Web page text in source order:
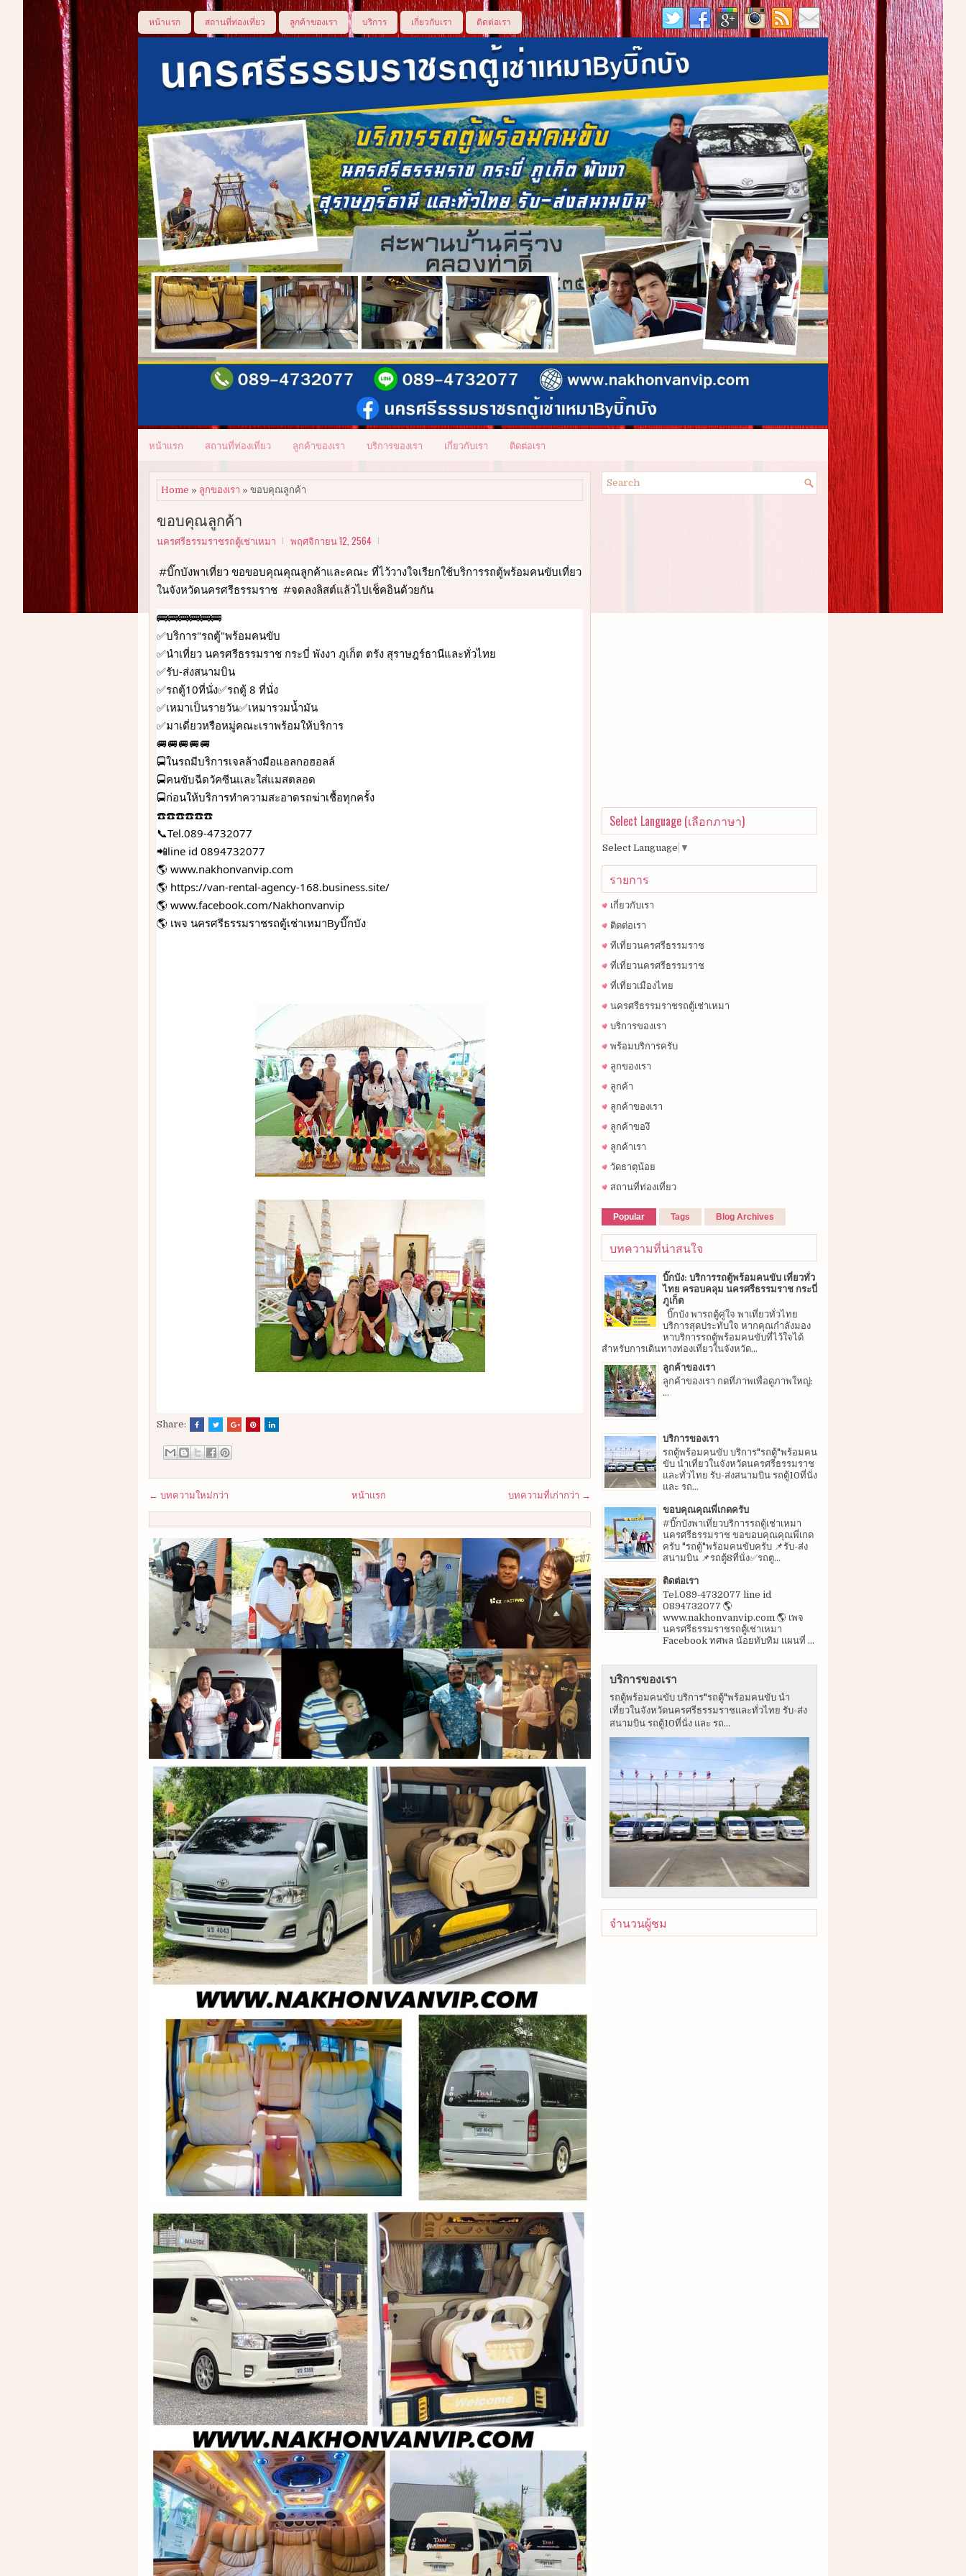
หน้าแรก สถานที่ท่องเที่ยว ลูกค้าของเรา บริการ เกี่ยวกับเรา ติดต่อเรา
หน้าแรก สถานที่ท่องเที่ยว ลูกค้าของเรา บริการของเรา เกี่ยวกับเรา ติดต่อเรา
Home » ลูกของเรา » ขอบคุณลูกค้า
ขอบคุณลูกค้า
นครศรีธรรมราชรถตู้เช่าเหมา พฤศจิกายน 12, 2564
#บิ๊กบังพาเที่ยว ขอขอบคุณคุณลูกค้าและคณะ ที่ไว้วางใจเรียกใช้บริการรถตู้พร้อมคนขับเที่ยว
ในจังหวัดนครศรีธรรมราช #จดลงลิสต์แล้วไปเช็คอินด้วยกัน
🚌🚌🚌🚌🚌🚌
✅บริการ"รถตู้"พร้อมคนขับ
✅นำเที่ยว นครศรีธรรมราช กระบี่ พังงา ภูเก็ต ตรัง สุราษฎร์ธานีและทั่วไทย
✅รับ-ส่งสนามบิน
✅รถตู้10ที่นั่ง✅รถตู้ 8 ที่นั่ง
✅เหมาเป็นรายวัน✅เหมารวมน้ำมัน
✅มาเดี่ยวหรือหมู่คณะเราพร้อมให้บริการ
🚐🚐🚐🚐🚐
🚍ในรถมีบริการเจลล้างมือแอลกอฮอลล์
🚍คนขับฉีดวัคซีนและใส่แมสตลอด
🚍ก่อนให้บริการทำความสะอาดรถฆ่าเชื้อทุกครั้ง
☎️☎️☎️☎️☎️☎️
📞Tel.089-4732077
📲line id 0894732077
🌎 www.nakhonvanvip.com
🌎 https://van-rental-agency-168.business.site/
🌎 www.facebook.com/Nakhonvanvip
🌎 เพจ นครศรีธรรมราชรถตู้เช่าเหมาByบิ๊กบัง
Share:
← บทความใหม่กว่า บทความที่เก่ากว่า →
หน้าแรก
Select Language (เลือกภาษา)
Select Language ▼
รายการ
เกี่ยวกับเรา
ติดต่อเรา
ทีเที่ยวนครศรีธรรมราช
ที่เที่ยวนครศรีธรรมราช
ที่เที่ยวเมืองไทย
นครศรีธรรมราชรถตู้เช่าเหมา
บริการของเรา
พร้อมบริการครับ
ลูกของเรา
ลูกค้า
ลูกค้าของเรา
ลูกค้าของึ
ลูกค้าเรา
วัดธาตุน้อย
สถานที่ท่องเที่ยว
Popular Tags Blog Archives
บทความที่น่าสนใจ
บิ๊กบัง: บริการรถตู้พร้อมคนขับ เที่ยวทั่ว
ไทย ครอบคลุม นครศรีธรรมราช กระบี่
ภูเก็ต
บิ๊กบัง พารถตู้คู่ใจ พาเที่ยวทั่วไทย
บริการสุดประทับใจ หากคุณกำลังมอง
หาบริการรถตู้พร้อมคนขับที่ไว้ใจได้
สำหรับการเดินทางท่องเที่ยวในจังหวัด...
ลูกค้าของเรา
ลูกค้าของเรา กดที่ภาพเพื่อดูภาพใหญ่:
...
บริการของเรา
รถตู้พร้อมคนขับ บริการ"รถตู้"พร้อมคน
ขับ นำเที่ยวในจังหวัดนครศรีธรรมราช
และทั่วไทย รับ-ส่งสนามบิน รถตู้10ที่นั่ง
และ รถ...
ขอบคุณคุณพี่เกดครับ
#บิ๊กบังพาเที่ยวบริการรถตู้เช่าเหมา
นครศรีธรรมราช ขอขอบคุณคุณพี่เกด
ครับ "รถตู้"พร้อมคนขับครับ 📌รับ-ส่ง
สนามบิน 📌รถตู้8ที่นั่ง✅รถตู...
ติดต่อเรา
Tel.089-4732077 line id
0894732077 🌎
www.nakhonvanvip.com 🌎 เพจ
นครศรีธรรมราชรถตู้เช่าเหมา
Facebook ทศพล น้อยทับทิม แผนที่ ...
บริการของเรา
รถตู้พร้อมคนขับ บริการ"รถตู้"พร้อมคนขับ นำ
เที่ยวในจังหวัดนครศรีธรรมราชและทั่วไทย รับ-ส่ง
สนามบิน รถตู้10ที่นั่ง และ รถ...
จำนวนผู้ชม